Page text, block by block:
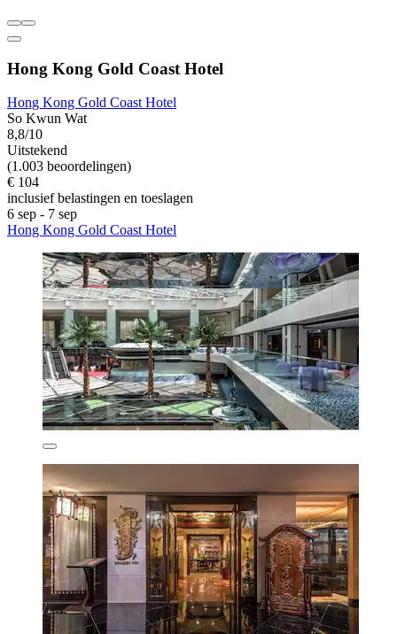
Hong Kong Gold Coast Hotel
Hong Kong Gold Coast Hotel
So Kwun Wat
8,8/10
Uitstekend
(1.003 beoordelingen)
€ 104
inclusief belastingen en toeslagen
6 sep - 7 sep
Hong Kong Gold Coast Hotel